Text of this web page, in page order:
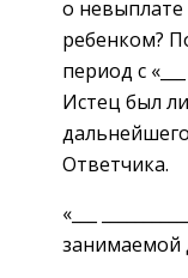
о невыплате
ребенком?
период с «___
Истец был
Ответчика.
«___
занимаемой